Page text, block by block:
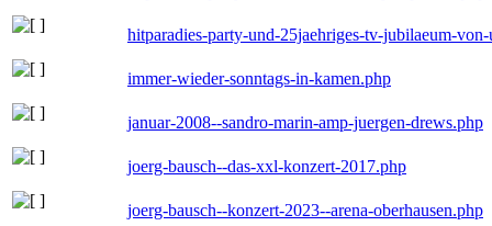
hitparadies-party-und-25jaehriges-tv-jubilaeum-
immer-wieder-sonntags-in-kamen.php
januar-2008--sandro-marin-amp-juergen-drews.php
joerg-bausch--das-xxl-konzert-2017.php
joerg-bausch--konzert-2023--arena-oberhausen.php